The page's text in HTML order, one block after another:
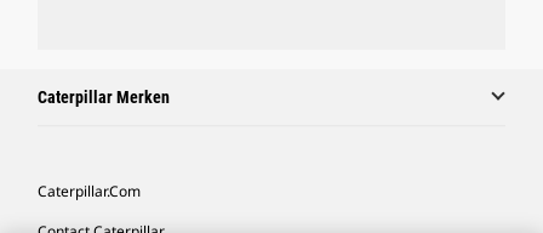
Caterpillar Merken
Caterpillar.com